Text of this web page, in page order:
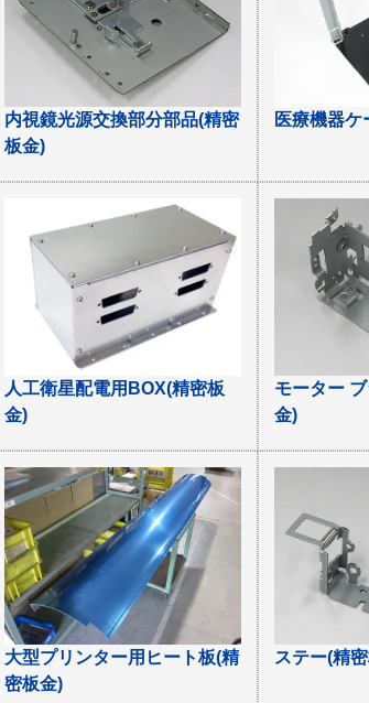
内視鏡光源交換部分部品(精密
板金)
医療機器ケ
人工衛星配電用BOX(精密板
金)
モーター
金)
大型プリンター用ヒート板(精
密板金)
ステー(精